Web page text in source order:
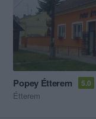
Popey Étterem 5.0
Étterem